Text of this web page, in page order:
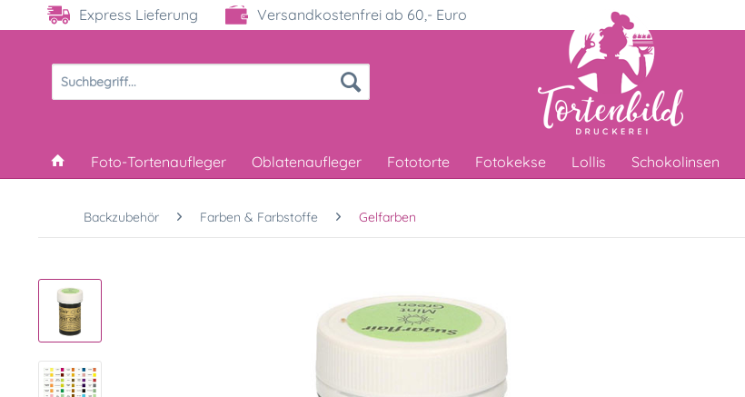
Express Lieferung Versandkostenfrei ab 60,- Euro
Foto-Tortenaufleger Oblatenaufleger Fototorte Fotokekse Lollis Schokolinsen
Backzubehör Farben & Farbstoffe Gelfarben